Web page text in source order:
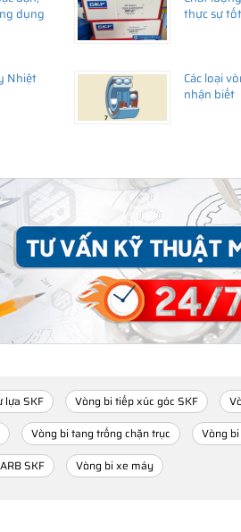
dụng
thực sự
Nhiệt
Các loại
nhận biết
lựa SKF Vòng bi tiếp xúc góc SKF
Vòng bi tang trống chặn trục Vòng
SKF Vòng bi xe máy